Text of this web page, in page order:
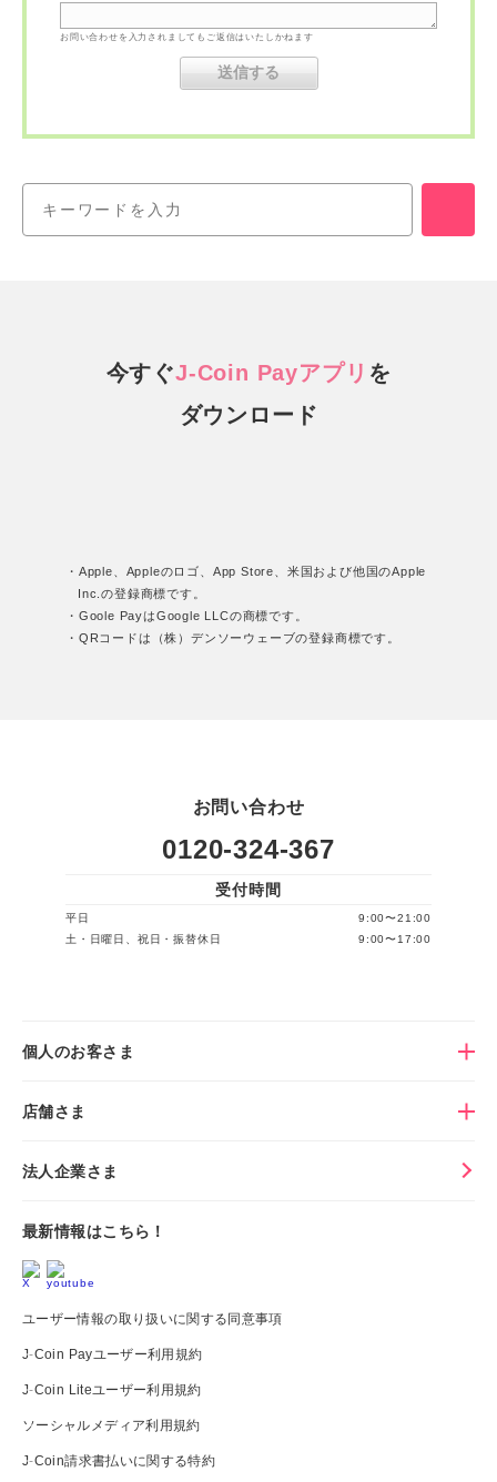
お問い合わせを入力されましてもご返信はいたしかねます
今すぐJ-Coin Payアプリ を
ダウンロード
・Apple、Appleのロゴ、App Store、米国および他国のApple
Inc.の登録商標です。
・Goole PayはGoogle LLCの商標です。
・QRコードは（株）デンソーウェーブの登録商標です。
お問い合わせ
0120-324-367
受付時間
平日
9:00〜21:00
土・日曜日、祝日・振替休日
9:00〜17:00
個人のお客さま
店舗さま
法人企業さま
最新情報はこちら！
ユーザー情報の取り扱いに関する同意事項
J-Coin Payユーザー利用規約
J-Coin Liteユーザー利用規約
ソーシャルメディア利用規約
J-Coin請求書払いに関する特約